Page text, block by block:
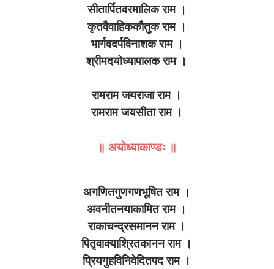
सीतार्पितवरमालिक राम ।
कृतवैवाहिककौतुक राम ।
भार्गवदर्पविनाशक राम ।
श्रीमदयोध्यापालक राम ।
रामराम जयराजा राम ।
रामराम जयसीता राम ।
॥ अयोध्याकाण्डः ॥
अगणितगुणगणभूषित राम ।
अवनीतनयाकामित राम ।
राकाचन्द्रसमानन राम ।
पितृवाक्याश्रितकानन राम ।
प्रियगुहविनिवेदितपद राम ।